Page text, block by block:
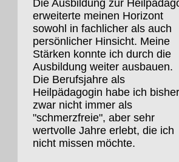
Die Ausbildung zur
erweiterte meinen Horizont
sowohl in fachlicher als auch
persönlicher Hinsicht. Meine
Stärken konnte ich durch die
Ausbildung weiter ausbauen.
Die Berufsjahre als
Heilpädagogin habe ich bisher
zwar nicht immer als
"schmerzfreie", aber sehr
wertvolle Jahre erlebt, die ich
nicht missen möchte.